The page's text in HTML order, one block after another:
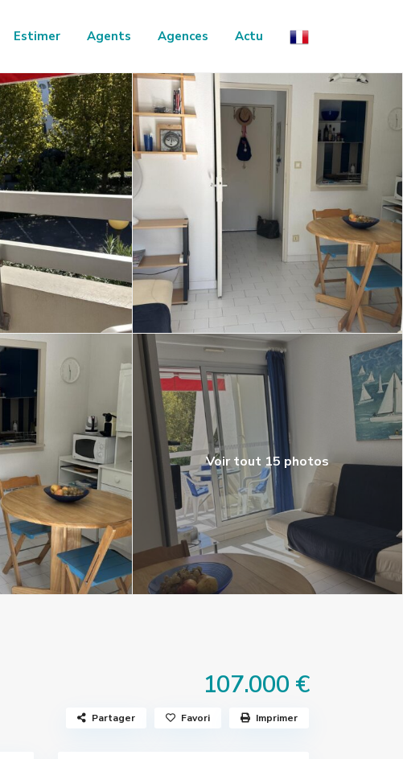
Estimer Agents Agences Actu
Voir tout 15 photos
107.000 €
Partager Favori Imprimer